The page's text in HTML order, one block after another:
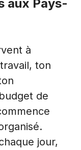
aux Pays-
à
ton
de
jour,